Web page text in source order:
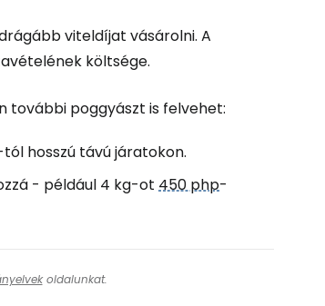
viteldíjat vásárolni. A
költsége.
további poggyászt is felvehet:
hosszú távú járatokon.
- például 4 kg-ot 450 php-
oldalunkat.